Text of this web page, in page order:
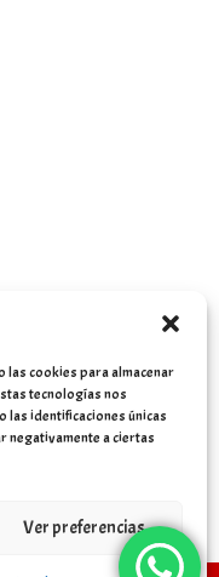
las cookies para almacenar
tecnologías nos
identificaciones únicas
negativamente a ciertas
Ver preferencias